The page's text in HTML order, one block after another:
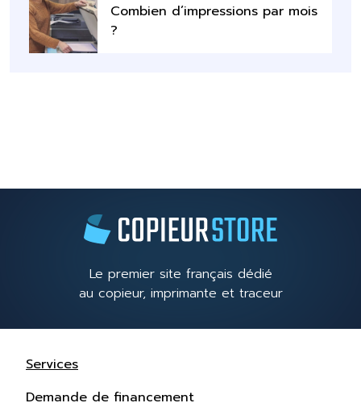
Combien d’impressions par mois
?
Le premier site français dédié
au copieur, imprimante et traceur
Services
Demande de financement